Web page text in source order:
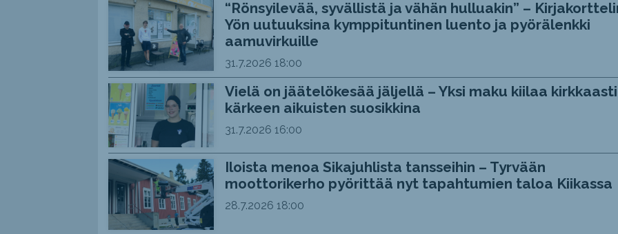
“Rönsyilevää, syvällistä ja vähän hulluakin” –
Yön uutuuksina kymppituntinen luento ja pyörälenkki
aamuvirkuille
31.7.2026 18:00
Vielä on jäätelökesää jäljellä – Yksi maku kiilaa kirkkaasti
kärkeen aikuisten suosikkina
31.7.2026 16:00
Iloista menoa Sikajuhlista tansseihin – Tyrvään
moottorikerho pyörittää nyt tapahtumien taloa Kiikassa
28.7.2026 18:00